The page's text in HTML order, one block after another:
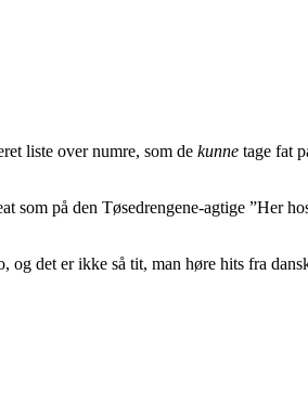
liste over numre, som de kunne tage fat
på den Tøsedrengene-agtige ”Her
det er ikke så tit, man høre hits fra